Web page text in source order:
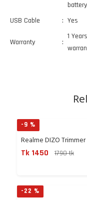
battery
USB Cable
: Yes
Warranty :
1
-9 %
Realme DIZO
Wit...
Tk 1450
1790 tk
-22 %